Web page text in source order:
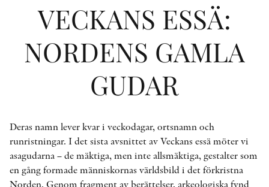
STOLPE STORIES
VIDEOGALLERI
UTMÄRKELSER
ÖVRIGA FORMAT
VECKANS ESSÄ:
NORDENS GAMLA
GUDAR
Deras namn lever kvar i veckodagar, ortsnamn och
runristningar. I det sista avsnittet av Veckans essä möter vi
asagudarna – de mäktiga, men inte allsmäktiga, gestalter som
en gång formade människornas världsbild i det förkristna
Norden. Genom fragment av berättelser, arkeologiska fynd